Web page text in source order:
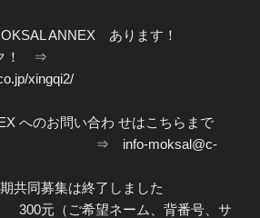
ANNEX あります！
！ ⇒
xingqi2/
へのお問い合わ せはこちらまで
moksal@c-
共同募集は終了しました
元（ご希望ネーム、背番号、サ